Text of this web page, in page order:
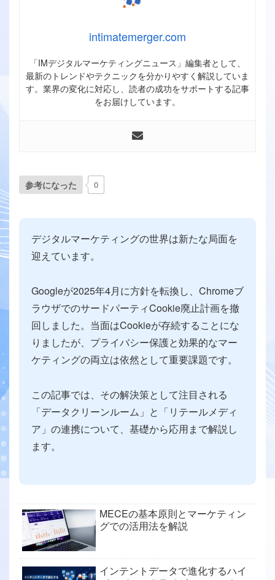
intimatemerger.com
「IMデジタルマーケティングニュース」編集者として、
最新のトレンドやテクニックを分かりやすく解説していま
す。業界の変化に対応し、読者の成功をサポートする記事
をお届けしています。
参考になった 0
デジタルマーケティングの世界は新たな局面を
迎えています。
Googleが2025年4月に方針を転換し、Chromeブ
ラウザでのサードパーティCookie廃止計画を撤
回しました。当面はCookieが存続することにな
りましたが、プライバシー保護と効果的なマー
ケティングの両立は依然として重要課題です。
この記事では、その解決策として注目される
「データクリーンルーム」と「リテールメディ
ア」の連携について、基礎から応用まで解説し
ます。
MECEの基本原則とマーケティン
グでの活用法を解説
インテントデータで進化するハイ